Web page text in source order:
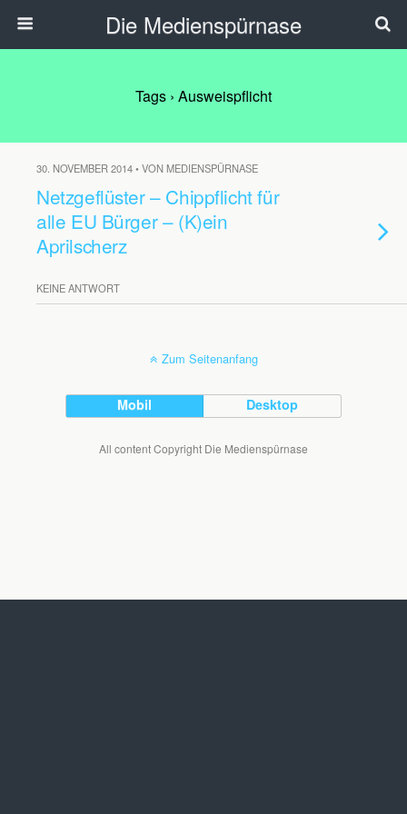
Die Medienspürnase
Tags › Ausweispflicht
30. NOVEMBER 2014 • VON MEDIENSPÜRNASE
Netzgeflüster – Chippflicht für
alle EU Bürger – (K)ein
Aprilscherz
KEINE ANTWORT
Zum Seitenanfang
Mobil Desktop
All content Copyright Die Medienspürnase